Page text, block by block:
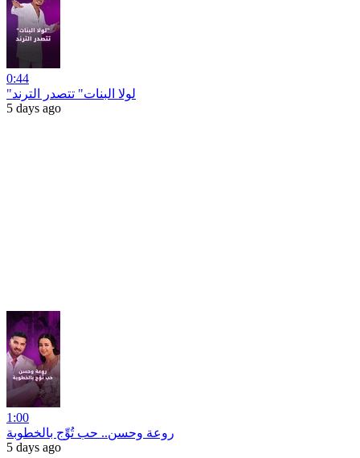
0:44
"لولا البنات" تتصدر الترند
5 days ago
1:00
روعة وحسن.. حب تُوِّج بالخطوبة
5 days ago